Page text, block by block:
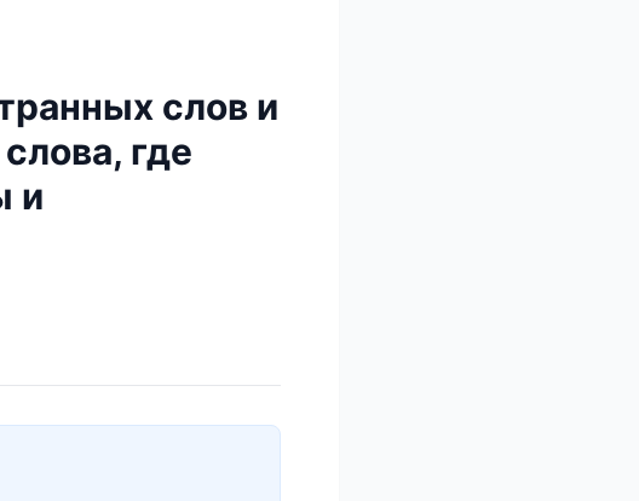
слов и
где
и